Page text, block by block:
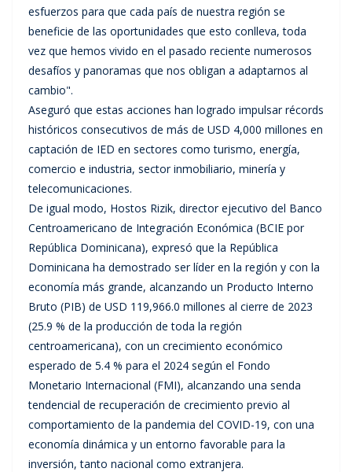
esfuerzos para que cada país de nuestra región se
beneficie de las oportunidades que esto conlleva, toda
vez que hemos vivido en el pasado reciente numerosos
desafíos y panoramas que nos obligan a adaptarnos al
cambio".
Aseguró que estas acciones han logrado impulsar récords
históricos consecutivos de más de USD 4,000 millones en
captación de IED en sectores como turismo, energía,
comercio e industria, sector inmobiliario, minería y
telecomunicaciones.
De igual modo, Hostos Rizik, director ejecutivo del Banco
Centroamericano de Integración Económica (BCIE por
República Dominicana), expresó que la República
Dominicana ha demostrado ser líder en la región y con la
economía más grande, alcanzando un Producto Interno
Bruto (PIB) de USD 119,966.0 millones al cierre de 2023
(25.9 % de la producción de toda la región
centroamericana), con un crecimiento económico
esperado de 5.4 % para el 2024 según el Fondo
Monetario Internacional (FMI), alcanzando una senda
tendencial de recuperación de crecimiento previo al
comportamiento de la pandemia del COVID-19, con una
economía dinámica y un entorno favorable para la
inversión, tanto nacional como extranjera.